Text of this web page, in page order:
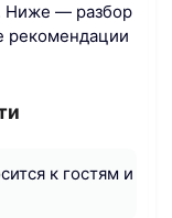
Ниже — разбор
рекомендации
к гостям и